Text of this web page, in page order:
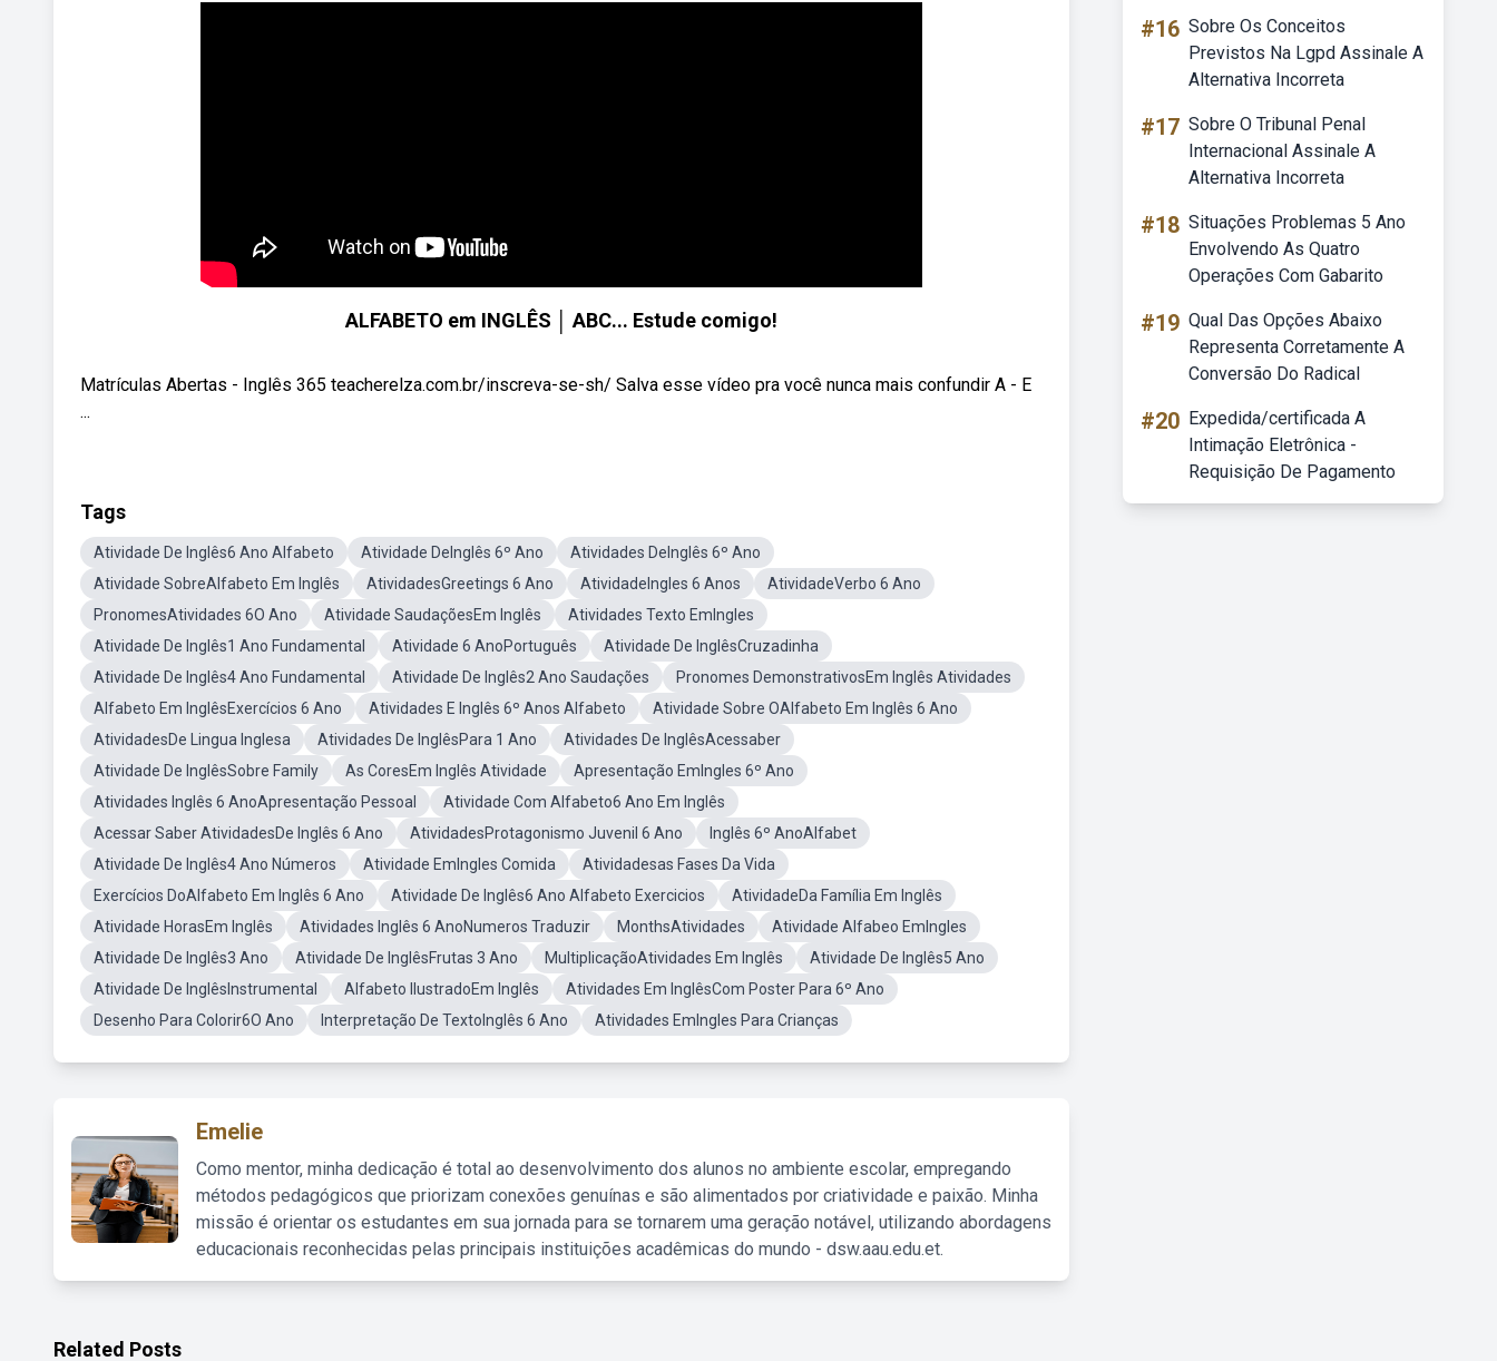
ALFABETO em INGLÊS │ ABC... Estude comigo!
Matrículas Abertas - Inglês 365 teacherelza.com.br/inscreva-se-sh/ Salva esse vídeo pra você nunca mais confundir A - E
...
Tags
Atividade De Inglês6 Ano Alfabeto Atividade DeInglês 6º Ano
Atividades DeInglês 6º Ano
Atividade SobreAlfabeto Em Inglês
AtividadesGreetings 6 Ano AtividadeIngles 6 Anos
AtividadeVerbo 6 Ano
PronomesAtividades 6O Ano
Atividade SaudaçõesEm Inglês
Atividades Texto EmIngles
Atividade De Inglês1 Ano Fundamental
Atividade 6 AnoPortuguês
Atividade De InglêsCruzadinha
Atividade De Inglês4 Ano Fundamental
Atividade De Inglês2 Ano Saudações
Pronomes DemonstrativosEm Inglês Atividades
Alfabeto Em InglêsExercícios 6 Ano
Atividades E Inglês 6º Anos Alfabeto
Atividade Sobre OAlfabeto Em Inglês 6 Ano
AtividadesDe Lingua Inglesa
Atividades De InglêsPara 1 Ano
Atividades De InglêsAcessaber
Atividade De InglêsSobre Family
As CoresEm Inglês Atividade
Apresentação EmIngles 6º Ano
Atividades Inglês 6 AnoApresentação Pessoal
Atividade Com Alfabeto6 Ano Em Inglês
Acessar Saber AtividadesDe Inglês 6 Ano
AtividadesProtagonismo Juvenil 6 Ano
Inglês 6º AnoAlfabet
Atividade De Inglês4 Ano Números
Atividade EmIngles Comida
Atividadesas Fases Da Vida
Exercícios DoAlfabeto Em Inglês 6 Ano
Atividade De Inglês6 Ano Alfabeto Exercicios
AtividadeDa Família Em Inglês
Atividade HorasEm Inglês
Atividades Inglês 6 AnoNumeros Traduzir MonthsAtividades
Atividade Alfabeo EmIngles
Atividade De Inglês3 Ano
Atividade De InglêsFrutas 3 Ano MultiplicaçãoAtividades Em Inglês
Atividade De Inglês5 Ano
Atividade De InglêsInstrumental
Alfabeto IlustradoEm Inglês
Atividades Em InglêsCom Poster Para 6º Ano
Desenho Para Colorir6O Ano
Interpretação De TextoInglês 6 Ano Atividades EmIngles Para Crianças
Emelie
Como mentor, minha dedicação é total ao desenvolvimento dos alunos no ambiente escolar, empregando
métodos pedagógicos que priorizam conexões genuínas e são alimentados por criatividade e paixão. Minha
missão é orientar os estudantes em sua jornada para se tornarem uma geração notável, utilizando abordagens
educacionais reconhecidas pelas principais instituições acadêmicas do mundo - dsw.aau.edu.et.
#16 Sobre Os Conceitos
Previstos Na Lgpd Assinale A
Alternativa Incorreta
#17 Sobre O Tribunal Penal
Internacional Assinale A
Alternativa Incorreta
#18 Situações Problemas 5 Ano
Envolvendo As Quatro
Operações Com Gabarito
#19 Qual Das Opções Abaixo
Representa Corretamente A
Conversão Do Radical
#20 Expedida/certificada A
Intimação Eletrônica -
Requisição De Pagamento
Related Posts